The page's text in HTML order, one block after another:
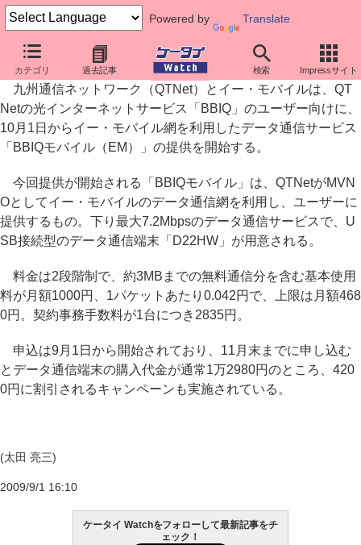
Powered by Translate
カテゴリ 過去記事 検索 Impressサイト
QTNet、イー・モバイル網利用で月額最大4680円のデータ通信
九州通信ネットワーク（QTNet）とイー・モバイルは、QT
Netの光インターネットサービス「BBIQ」のユーザー向けに、
10月1日からイー・モバイル網を利用したデータ通信サービス
「BBIQモバイル（EM）」の提供を開始する。
今回提供が開始される「BBIQモバイル」は、QTNetがMVN
Oとしてイー・モバイルのデータ通信網を利用し、ユーザーに
提供するもの。下り最大7.2Mbpsのデータ通信サービスで、U
SB接続型のデータ通信端末「D22HW」が用意される。
料金は2段階制で、約3MBまでの無料通信分を含む基本使用
料が月額1000円、1パケットあたり0.042円で、上限は月額468
0円。契約事務手数料が1台につき2835円。
申込は9月1日から開始されており、11月末までに申し込む
とデータ通信端末の購入代金が通常1万2980円のところ、420
0円に割引されるキャンペーンも実施されている。
(太田 亮三)
2009/9/1 16:10
ケータイ Watchをフォローして最新記事をチ
ェック！